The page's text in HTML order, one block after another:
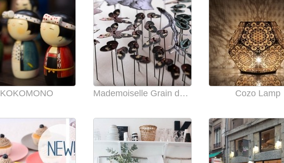
KOKOMONO Mademoiselle Grain de Sel et Moyka Cozo Lamp